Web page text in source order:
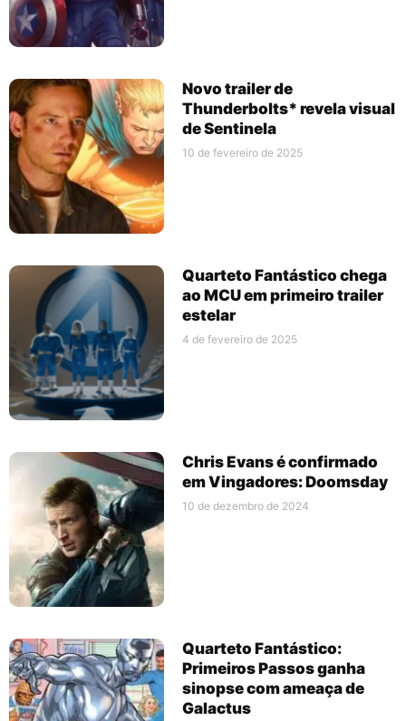
Novo trailer de
Thunderbolts* revela visual
de Sentinela
10 de fevereiro de 2025
Quarteto Fantástico chega
ao MCU em primeiro trailer
estelar
4 de fevereiro de 2025
Chris Evans é confirmado
em Vingadores: Doomsday
10 de dezembro de 2024
Quarteto Fantástico:
Primeiros Passos ganha
sinopse com ameaça de
Galactus